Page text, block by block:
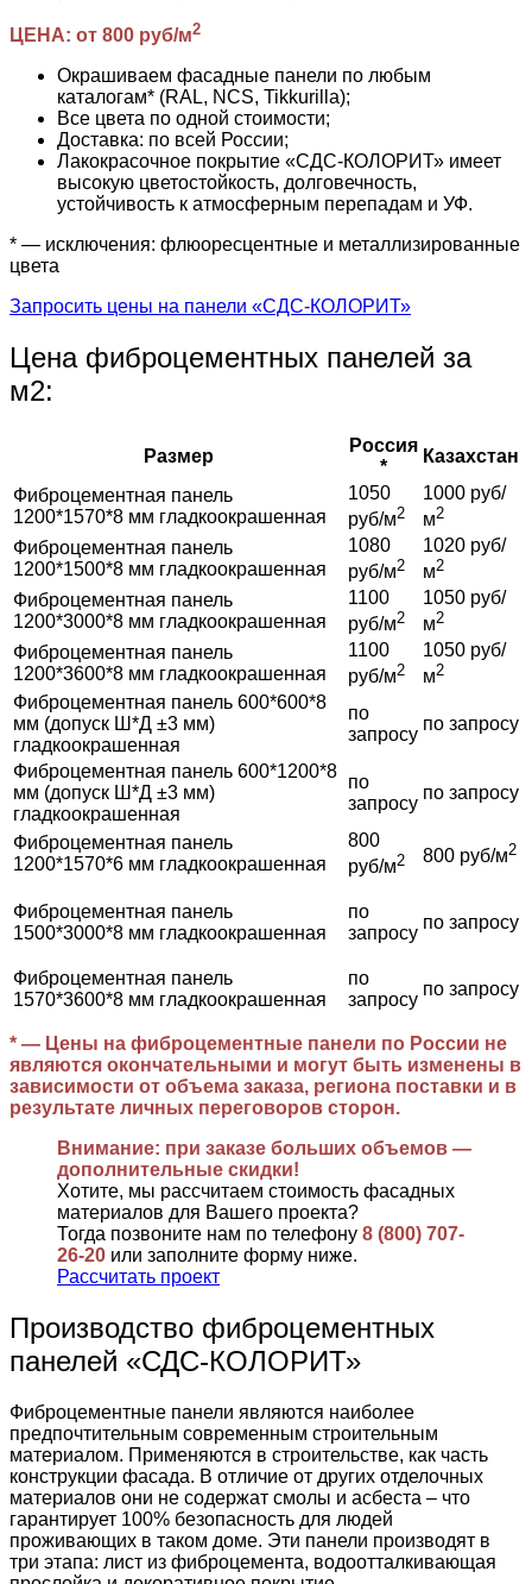
ЦЕНА: от 800 руб/м2
Окрашиваем фасадные панели по любым
каталогам* (RAL, NCS, Tikkurilla);
Все цвета по одной стоимости;
Доставка: по всей России;
Лакокрасочное покрытие «СДС-КОЛОРИТ» имеет
высокую цветостойкость, долговечность,
устойчивость к атмосферным перепадам и УФ.
* — исключения: флюоресцентные и металлизированные
цвета
Запросить цены на панели «СДС-КОЛОРИТ»
Цена фиброцементных панелей за
м2:
Размер
Россия
*
Казахстан
Фиброцементная панель
1200*1570*8 мм гладкоокрашенная
1050
руб/м2
1000 руб/
м2
Фиброцементная панель
1200*1500*8 мм гладкоокрашенная
1080
руб/м2
1020 руб/
м2
Фиброцементная панель
1200*3000*8 мм гладкоокрашенная
1100
руб/м2
1050 руб/
м2
Фиброцементная панель
1200*3600*8 мм гладкоокрашенная
1100
руб/м2
1050 руб/
м2
Фиброцементная панель 600*600*8
мм (допуск Ш*Д ±3 мм)
гладкоокрашенная
по
запросу
по запросу
Фиброцементная панель 600*1200*8
мм (допуск Ш*Д ±3 мм)
гладкоокрашенная
по
запросу
по запросу
Фиброцементная панель
1200*1570*6 мм гладкоокрашенная
800
руб/м2 800 руб/м2
Фиброцементная панель
1500*3000*8 мм гладкоокрашенная
по
запросу
по запросу
Фиброцементная панель
1570*3600*8 мм гладкоокрашенная
по
запросу
по запросу
* — Цены на фиброцементные панели по России не
являются окончательными и могут быть изменены в
зависимости от объема заказа, региона поставки и в
результате личных переговоров сторон.
Внимание: при заказе больших объемов —
дополнительные скидки!
Хотите, мы рассчитаем стоимость фасадных
материалов для Вашего проекта?
Тогда позвоните нам по телефону 8 (800) 707-
26-20 или заполните форму ниже.
Рассчитать проект
Производство фиброцементных
панелей «СДС-КОЛОРИТ»
Фиброцементные панели являются наиболее
предпочтительным современным строительным
материалом. Применяются в строительстве, как часть
конструкции фасада. В отличие от других отделочных
материалов они не содержат смолы и асбеста – что
гарантирует 100% безопасность для людей
проживающих в таком доме. Эти панели производят в
три этапа: лист из фиброцемента, водоотталкивающая